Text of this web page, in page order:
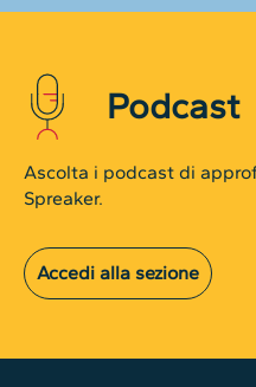
Podcast
Ascolta i podcast di
Spreaker.
Accedi alla sezione